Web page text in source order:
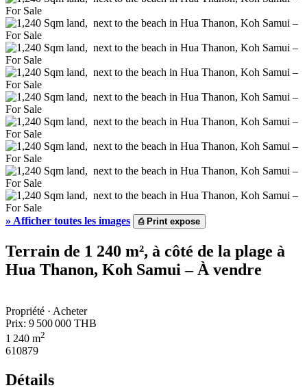
» Afficher toutes les images ⎙Print expose
Terrain de 1 240 m², à côté de la plage à
Hua Thanon, Koh Samui – À vendre
Propriété · Acheter
Prix: 9 500 000 THB
1 240 m2
610879
Détails